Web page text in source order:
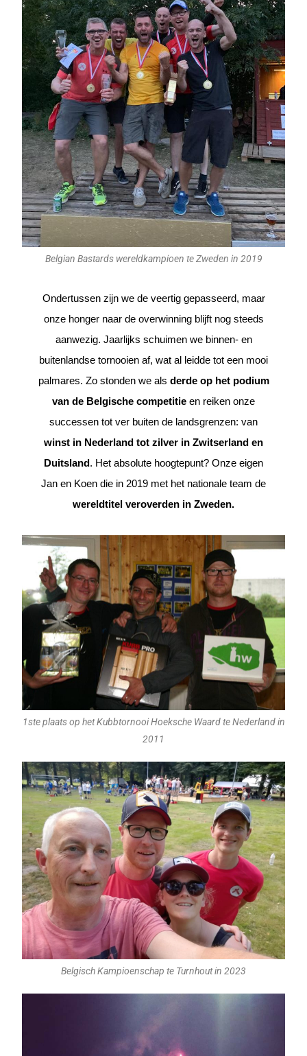
Belgian Bastards wereldkampioen te Zweden in 2019
Ondertussen zijn we de veertig gepasseerd, maar
onze honger naar de overwinning blijft nog steeds
aanwezig. Jaarlijks schuimen we binnen- en
buitenlandse tornooien af, wat al leidde tot een mooi
palmares. Zo stonden we als derde op het podium
van de Belgische competitie en reiken onze
successen tot ver buiten de landsgrenzen: van
winst in Nederland tot zilver in Zwitserland en
Duitsland. Het absolute hoogtepunt? Onze eigen
Jan en Koen die in 2019 met het nationale team de
wereldtitel veroverden in Zweden.
1ste plaats op het Kubbtornooi Hoeksche Waard te Nederland in
2011
Belgisch Kampioenschap te Turnhout in 2023